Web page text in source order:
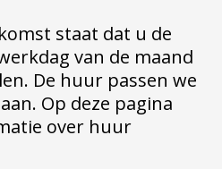
staat dat u de
van de maand
De huur passen we
Op deze pagina
over huur